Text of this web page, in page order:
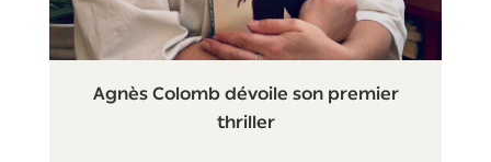
Agnès Colomb dévoile son premier
thriller